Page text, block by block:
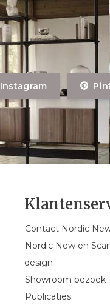
Instagram
Contact Nordic
Nordic New en
design
Showroom bezoek
Publicaties